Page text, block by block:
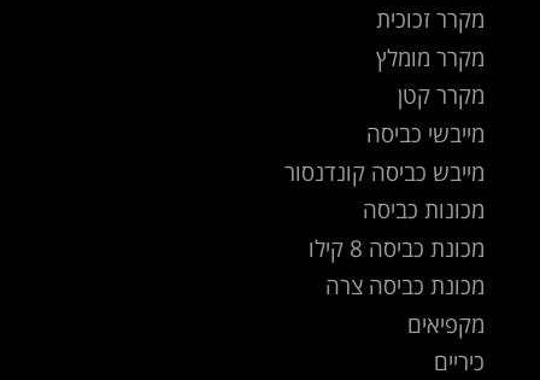
מקרר זכוכית
מקרר מומלץ
מקרר קטן
מייבשי כביסה
מייבש כביסה קונדנסור
מכונות כביסה
מכונת כביסה 8 קילו
מכונת כביסה צרה
מקפיאים
כיריים